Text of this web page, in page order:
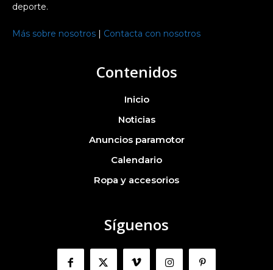
deporte.
Más sobre nosotros | Contacta con nosotros
Contenidos
Inicio
Noticias
Anuncios paramotor
Calendario
Ropa y accesorios
Síguenos